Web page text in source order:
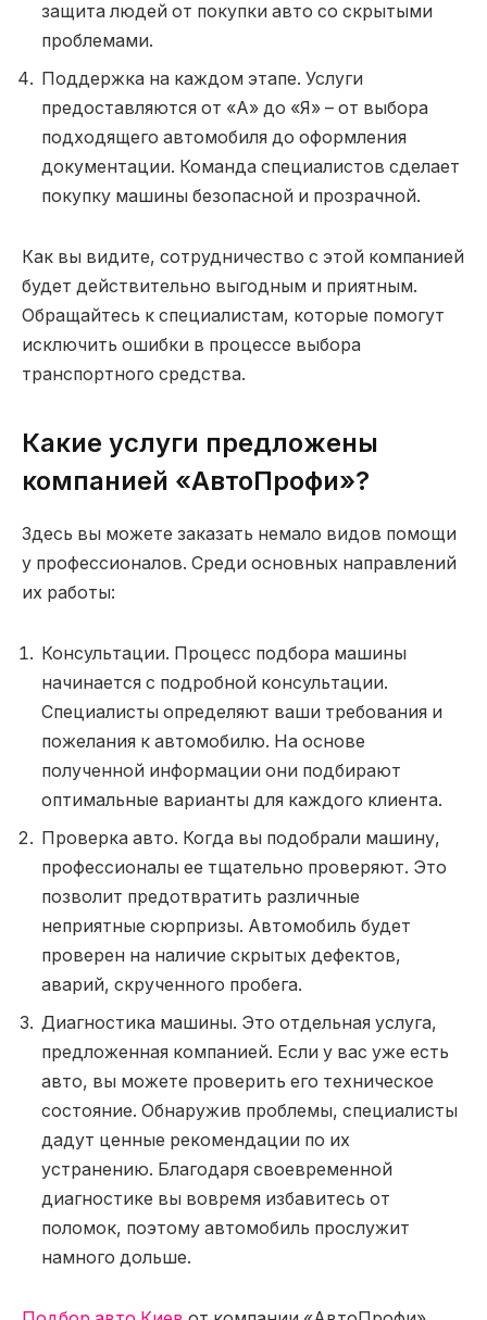
защита людей от покупки авто со скрытыми
проблемами.
Поддержка на каждом этапе. Услуги
предоставляются от «А» до «Я» – от выбора
подходящего автомобиля до оформления
документации. Команда специалистов сделает
покупку машины безопасной и прозрачной.
Как вы видите, сотрудничество с этой компанией
будет действительно выгодным и приятным.
Обращайтесь к специалистам, которые помогут
исключить ошибки в процессе выбора
транспортного средства.
Какие услуги предложены
компанией «АвтоПрофи»?
Здесь вы можете заказать немало видов помощи
у профессионалов. Среди основных направлений
их работы:
Консультации. Процесс подбора машины
начинается с подробной консультации.
Специалисты определяют ваши требования и
пожелания к автомобилю. На основе
полученной информации они подбирают
оптимальные варианты для каждого клиента.
Проверка авто. Когда вы подобрали машину,
профессионалы ее тщательно проверяют. Это
позволит предотвратить различные
неприятные сюрпризы. Автомобиль будет
проверен на наличие скрытых дефектов,
аварий, скрученного пробега.
Диагностика машины. Это отдельная услуга,
предложенная компанией. Если у вас уже есть
авто, вы можете проверить его техническое
состояние. Обнаружив проблемы, специалисты
дадут ценные рекомендации по их
устранению. Благодаря своевременной
диагностике вы вовремя избавитесь от
поломок, поэтому автомобиль прослужит
намного дольше.